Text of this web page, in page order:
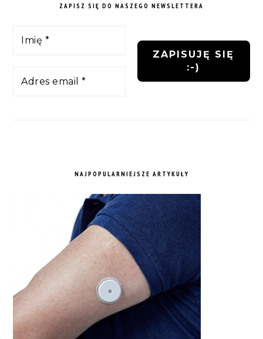
ZAPISZ SIĘ DO NASZEGO NEWSLETTERA
NAJPOPULARNIEJSZE ARTYKUŁY